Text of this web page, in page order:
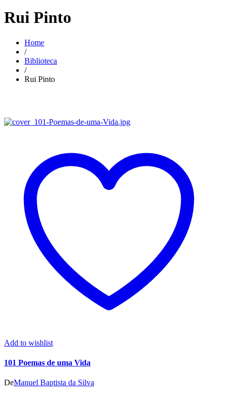
Rui Pinto
Home
/
Biblioteca
/
Rui Pinto
Add to wishlist
101 Poemas de uma Vida
DeManuel Baptista da Silva